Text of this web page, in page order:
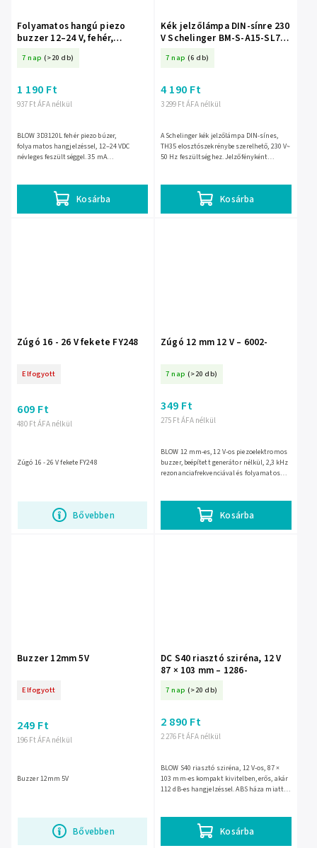
Folyamatos hangú piezo
buzzer 12–24 V, fehér,
7 nap (>20 db)
937 Ft ÁFA nélkül
1 190 Ft
Kosárba
BLOW 3D3120L fehér piezo búzer,
folyamatos hangjelzéssel, 12–24 VDC
névleges feszültséggel. 35 mA
Kék jelzőlámpa DIN-sínre 230
V Schelinger BM-S-A15-SL7-
7 nap (6 db)
3 299 Ft ÁFA nélkül
4 190 Ft
Kosárba
A Schelinger kék jelzőlámpa DIN-sínes,
TH35 elosztószekrénybe szerelhető, 230 V~
50 Hz feszültséghez. Jelzőfényként
Zúgó 16 - 26 V fekete FY248
Elfogyott
480 Ft ÁFA nélkül
609 Ft
Bővebben
Zúgó 16 - 26 V fekete FY248
Zúgó 12 mm 12 V – 6002-
7 nap (>20 db)
275 Ft ÁFA nélkül
349 Ft
Kosárba
BLOW 12 mm-es, 12 V-os piezoelektromos
buzzer, beépített generátor nélkül, 2,3 kHz
rezonanciafrekvenciával és folyamatos
Buzzer 12mm 5V
Elfogyott
196 Ft ÁFA nélkül
249 Ft
Bővebben
Buzzer 12mm 5V
DC S40 riasztó sziréna, 12 V
87 × 103 mm – 1286-
7 nap (>20 db)
2 276 Ft ÁFA nélkül
2 890 Ft
Kosárba
BLOW S40 riasztó sziréna, 12 V-os, 87 ×
103 mm-es kompakt kivitelben, erős, akár
112 dB-es hangjelzéssel. ABS háza miatt